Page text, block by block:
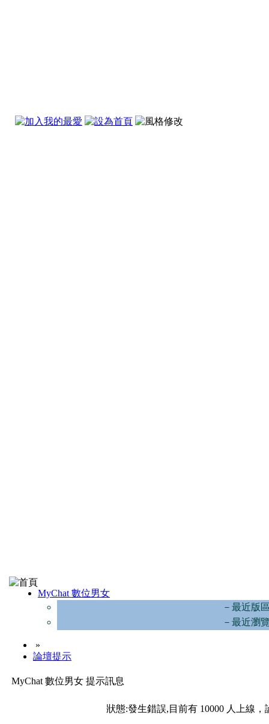
MyChat 數位男女
－最近版
－最近瀏
»
論壇提示
MyChat 數位男女 提示訊息
狀態:發生錯誤,目前有 10000 人上線